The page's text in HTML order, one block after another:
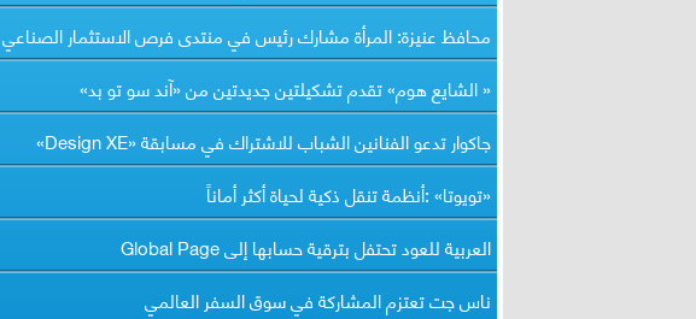
محافظ عنيزة: المرأة مشارك رئيس في منتدى فرص الاستثمار الصناعي
« الشايع هوم» تقدم تشكيلتين جديدتين من «آند سو تو بد»
جاكوار تدعو الفنانين الشباب للاشتراك في مسابقة «Design XE»
«تويوتا» :أنظمة تنقل ذكية لحياة أكثر أماناً
العربية للعود تحتفل بترقية حسابها إلى Global Page
ناس جت تعتزم المشاركة في سوق السفر العالمي